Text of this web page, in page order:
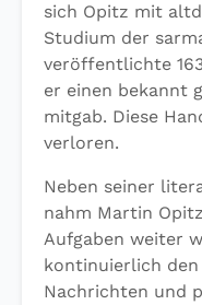
sich Opitz mit
Studium der
veröffentlichte
er einen bekannt
mitgab. Diese
verloren.
Neben seiner
nahm Martin
Aufgaben weiter
kontinuierlich
Nachrichten und